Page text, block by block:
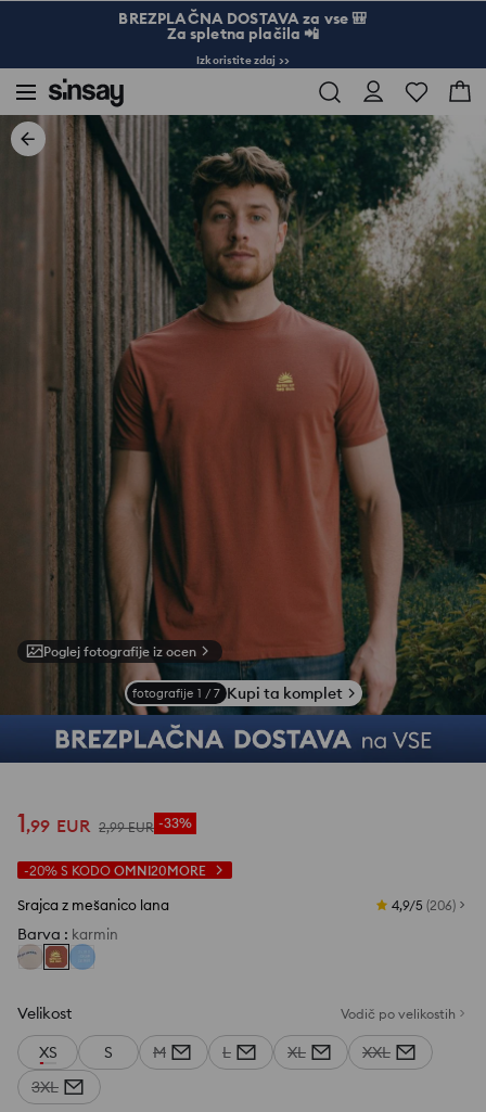
BREZPLAČNA DOSTAVA za vse 🎒
Za spletna plačila 📲
Izkoristite zdaj >>
Poglej fotografije iz ocen
fotografije 1 / 7 Kupi ta komplet
1,99 EUR 2,99 EUR -33%
-20% S KODO OMNI20MORE
Srajca z mešanico lana 4,9/5 (206)
Barva : karmin
Velikost Vodič po velikostih
XS S M L XL
XXL
3XL